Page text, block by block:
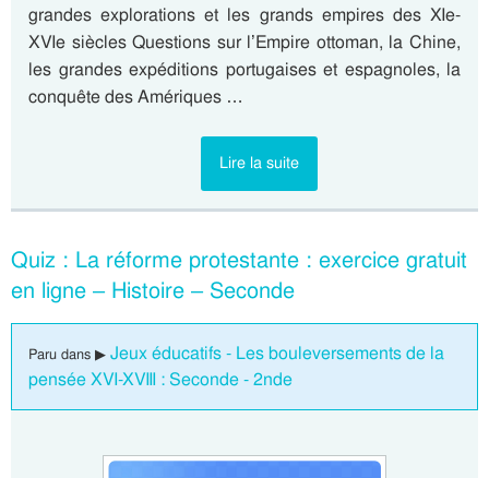
grandes explorations et les grands empires des XIe-
XVIe siècles Questions sur l’Empire ottoman, la Chine,
les grandes expéditions portugaises et espagnoles, la
conquête des Amériques …
Lire la suite
Quiz : La réforme protestante : exercice gratuit
en ligne – Histoire – Seconde
Paru dans ▶ Jeux éducatifs - Les bouleversements de la
pensée XVI-XVIII : Seconde - 2nde